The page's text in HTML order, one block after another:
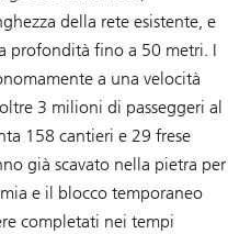
della rete esistente, e
profondità fino a 50 metri. I
a una velocità
3 milioni di passeggeri al
158 cantieri e 29 frese
già scavato nella pietra per
e il blocco temporaneo
completati nei tempi